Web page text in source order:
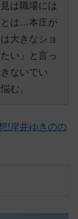
は職場には
とは…本庄が
大きなショ
い」と言っ
ないでい
む。
!岸井ゆきのの